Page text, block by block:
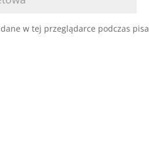
w tej przeglądarce podczas